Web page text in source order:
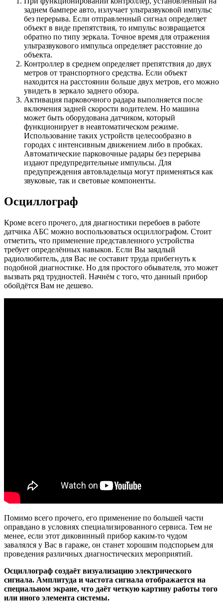
заднем бампере авто, излучает ультразвуковой импульс
без перерыва. Если отправленный сигнал определяет
объект в виде препятствия, то импульс возвращается
обратно по типу зеркала. Точное время для отражения
ультразвукового импульса определяет расстояние до
объекта.
Контроллер в среднем определяет препятствия до двух
метров от транспортного средства. Если объект
находится на расстоянии больше двух метров, его можно
увидеть в зеркало заднего обзора.
Активация парковочного радара выполняется после
включения задней скорости водителем. Но машина
может быть оборудована датчиком, который
функционирует в неавтоматическом режиме.
Использование таких устройств целесообразно в
городах с интенсивным движением либо в пробках.
Автоматические парковочные радары без перерыва
издают предупредительные импульсы. Для
предупреждения автовладельца могут применяться как
звуковые, так и световые компоненты.
Осциллограф
Кроме всего прочего, для диагностики перебоев в работе
датчика АБС можно воспользоваться осциллографом. Стоит
отметить, что применение представленного устройства
требует определённых навыков. Если Вы заядлый
радиолюбитель, для Вас не составит труда прибегнуть к
подобной диагностике. Но для простого обывателя, это может
вызвать ряд трудностей. Начнём с того, что данный прибор
обойдётся Вам не дешево.
Помимо всего прочего, его применение по большей части
оправдано в условиях специализированного сервиса. Тем не
менее, если этот диковинный прибор каким-то чудом
завалялся у Вас в гараже, он станет хорошим подспорьем для
проведения различных диагностических мероприятий.
Осциллограф создаёт визуализацию электрического
сигнала. Амплитуда и частота сигнала отображается на
специальном экране, что даёт четкую картину работы того
или иного элемента системы.